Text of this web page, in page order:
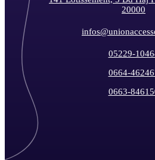
20000
05229-
0664-
0663-